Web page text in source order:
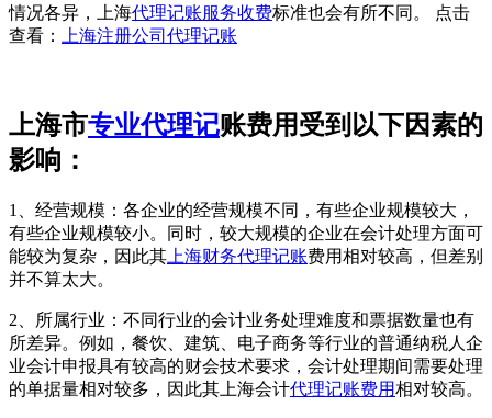
情况各异，上海代理记账服务收费标准也会有所不同。 点击
查看：
上海注册公司代理记账
上海市专业代理记账费用受到以下因素的
影响：
1、经营规模：各企业的经营规模不同，有些企业规模较大，
有些企业规模较小。同时，较大规模的企业在会计处理方面可
能较为复杂，因此其 上海财务代理记账费用相对较高，但差别
并不算太大。
2、所属行业：不同行业的会计业务处理难度和票据数量也有
所差异。例如，餐饮、建筑、电子商务等行业的普通纳税人企
业会计申报具有较高的财会技术要求，会计处理期间需要处理
的单据量相对较多，因此其上海会计代理记账费用相对较高。